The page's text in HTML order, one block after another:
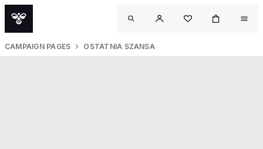
CAMPAIGN PAGES OSTATNIA SZANSA